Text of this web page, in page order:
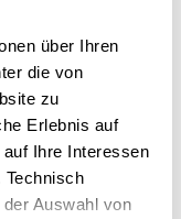
über Ihren
die von
zu
Erlebnis auf
Ihre Interessen
Technisch
Auswahl von
in den
/ Darm,